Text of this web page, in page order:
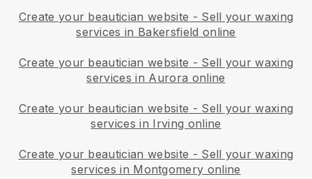
Create your beautician website - Sell your waxing
services in Bakersfield online
Create your beautician website - Sell your waxing
services in Aurora online
Create your beautician website - Sell your waxing
services in Irving online
Create your beautician website - Sell your waxing
services in Montgomery online